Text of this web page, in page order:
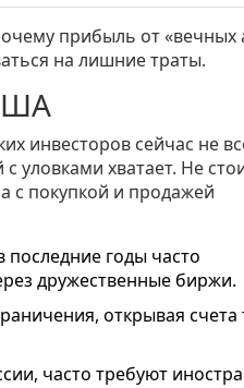
прибыль от «вечных
на лишние траты.
инвесторов сейчас не
уловками хватает. Не
с покупкой и продажей
годы часто
дружественные биржи.
открывая счета
часто требуют